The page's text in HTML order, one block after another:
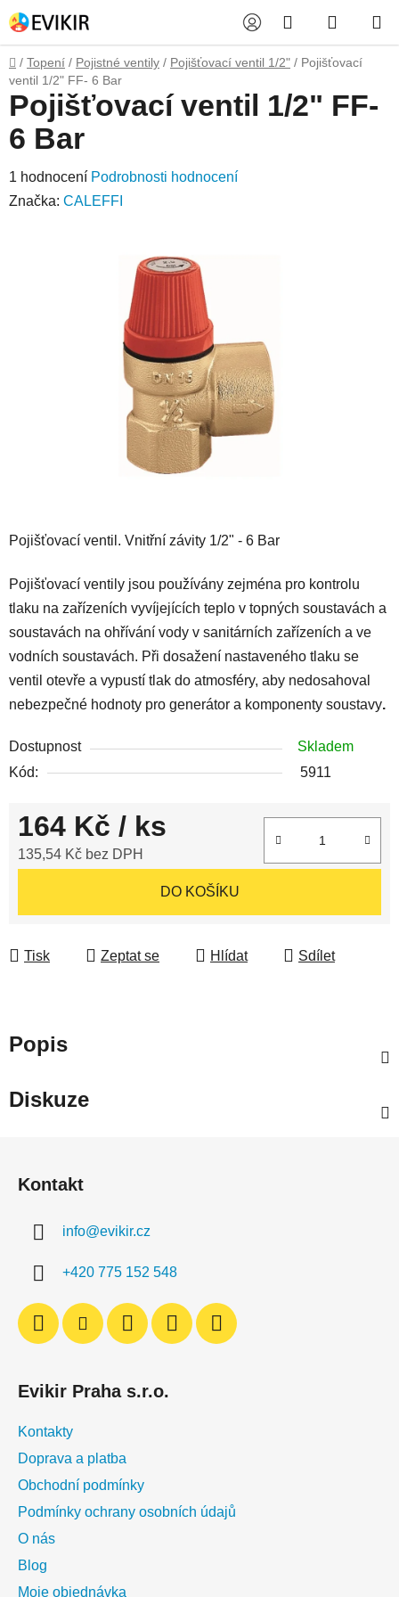
na
obsah
Hledat
KOŠÍK
Domů
/ Topení / Pojistné ventily / Pojišťovací ventil 1/2" / Pojišťovací
ventil 1/2" FF- 6 Bar
Pojišťovací ventil. Vnitřní závity 1/2" - 6 Bar
Pojišťovací ventily jsou používány zejména pro kontrolu
tlaku na zařízeních vyvíjejících teplo v topných soustavách a
soustavách na ohřívání vody v sanitárních zařízeních a ve
vodních soustavách. Při dosažení nastaveného tlaku se
ventil otevře a vypustí tlak do atmosféry, aby nedosahoval
nebezpečné hodnoty pro generátor a komponenty soustavy.
Dostupnost
Skladem
Kód:
5911
164 Kč / ks
135,54 Kč bez DPH
DO KOŠÍKU
Tisk Zeptat se Hlídat Sdílet
Pojišťovací ventil 1/2" FF-
6 Bar
Průměrné
hodnocení
1 hodnocení Podrobnosti hodnocení
Značka: CALEFFI
Popis
Diskuze
Kontakt
info@evikir.cz
+420 775 152 548
Evikir Praha s.r.o.
Kontakty
Doprava a platba
Obchodní podmínky
Podmínky ochrany osobních údajů
O nás
Blog
Moje objednávka